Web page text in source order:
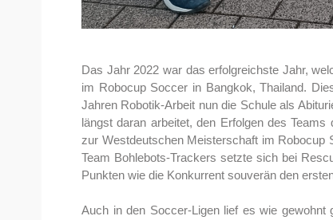
Das Jahr 2022 war das erfolgreichste Jahr,
im Robocup Soccer in Bangkok, Thailand.
Jahren Robotik-Arbeit nun die Schule als
längst daran arbeitet, den Erfolgen des
zur Westdeutschen Meisterschaft im Robocup
Team Bohlebots-Trackers setzte sich bei
Punkten wie die Konkurrent souverän den
Auch in den Soccer-Ligen lief es wie